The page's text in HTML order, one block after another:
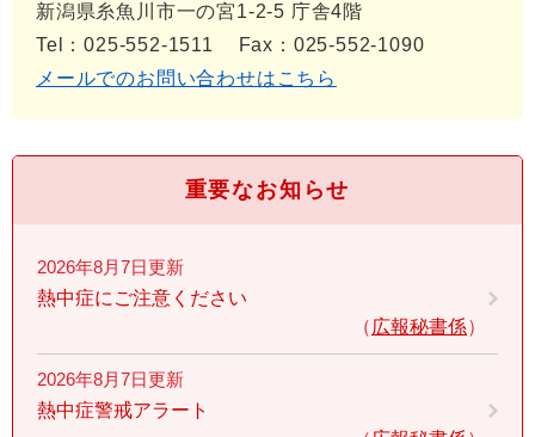
新潟県糸魚川市一の宮1-2-5 庁舎4階
Tel：025-552-1511
Fax：025-552-1090
メールでのお問い合わせはこちら
重要なお知らせ
2026年8月7日更新
熱中症にご注意ください
広報秘書係
2026年8月7日更新
熱中症警戒アラート